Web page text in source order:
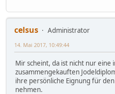
celsus
Administrator
14. Mai 2017, 10:49:44
Mir scheint, da ist nicht nur
zusammengekauften
ihre persönliche Eignung für
nehmen.